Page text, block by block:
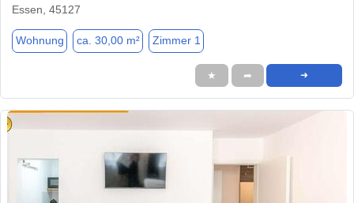
Essen, 45127
Wohnung ca. 30,00 m² Zimmer 1
★ ➦ ➜